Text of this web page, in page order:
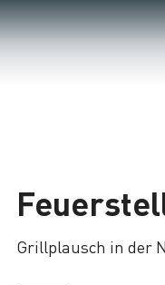
Grillplausch in der